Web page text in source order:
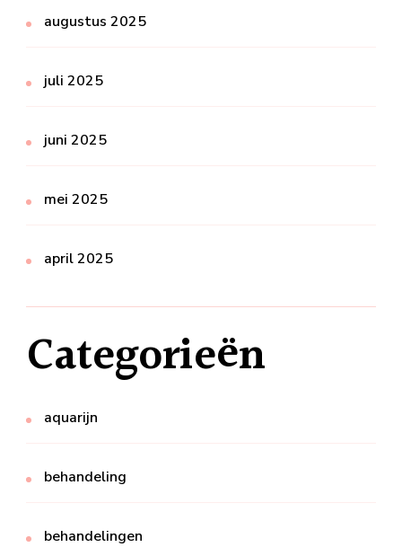
augustus 2025
juli 2025
juni 2025
mei 2025
april 2025
Categorieën
aquarijn
behandeling
behandelingen